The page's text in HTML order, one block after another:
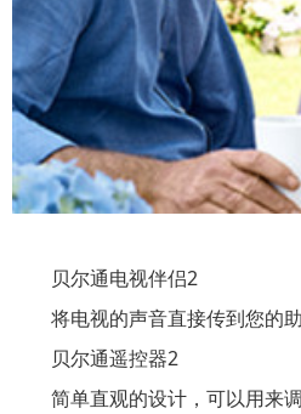
贝尔通电视伴侣2
将电视的声音直接传到您的助
贝尔通遥控器2
简单直观的设计，可以用来调